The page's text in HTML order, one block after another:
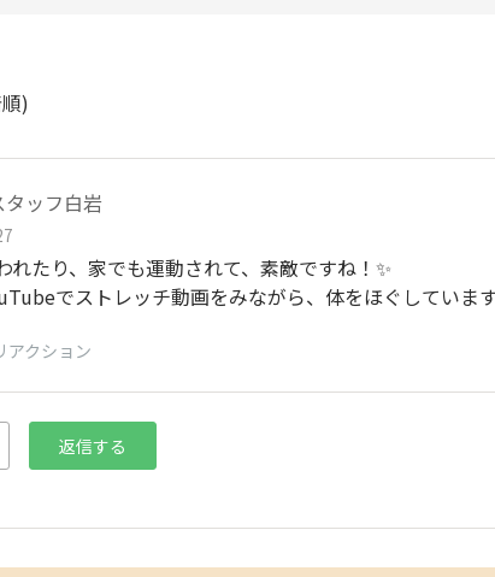
)
ッフ白岩
れたり、家でも運動されて、素敵ですね！✨
でストレッチ動画をみながら、体をほぐしていま
アクション
返信する